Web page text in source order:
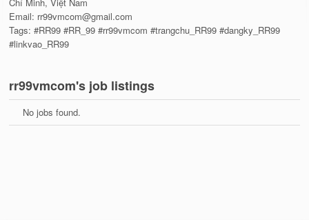
Email: rr99vmcom@gmail.com
Tags: #RR99 #RR_99 #rr99vmcom #trangchu_RR99 #dangky_RR99
#linkvao_RR99
rr99vmcom's job listings
No jobs found.